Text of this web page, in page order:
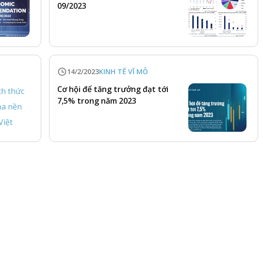
09/2023
14/2/2023KINH TẾ VĨ MÔ
Cơ hội để tăng trưởng đạt tới
7,5% trong năm 2023